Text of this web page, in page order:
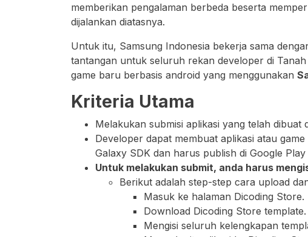
memberikan pengalaman berbeda beserta
dijalankan diatasnya.
Untuk itu, Samsung Indonesia bekerja sama
tantangan untuk seluruh rekan developer di
game baru berbasis android yang menggunakan
Kriteria Utama
Melakukan submisi aplikasi yang telah dibuat
Developer dapat membuat aplikasi atau
Galaxy SDK dan harus publish di Google
Untuk melakukan submit, anda harus
Berikut adalah step-step cara upload
Masuk ke halaman Dicoding Store.
Download Dicoding Store template.
Mengisi seluruh kelengkapan